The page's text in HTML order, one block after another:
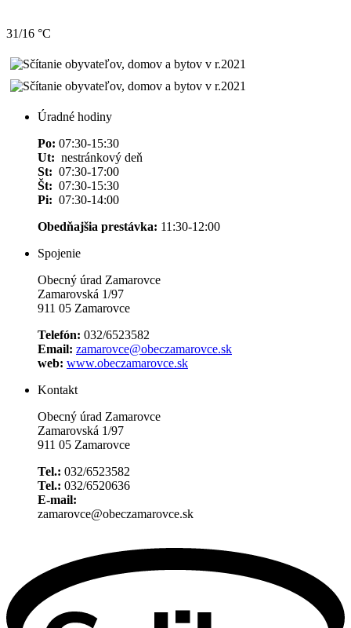
31/16 °C
Úradné hodiny
Po: 07:30-15:30
Ut: nestránkový deň
St: 07:30-17:00
Št: 07:30-15:30
Pi: 07:30-14:00
Obedňajšia prestávka: 11:30-12:00
Spojenie
Obecný úrad Zamarovce
Zamarovská 1/97
911 05 Zamarovce
Telefón: 032/6523582
Email: zamarovce@obeczamarovce.sk
web: www.obeczamarovce.sk
Kontakt
Obecný úrad Zamarovce
Zamarovská 1/97
911 05 Zamarovce
Tel.: 032/6523582
Tel.: 032/6520636
E-mail:
zamarovce@obeczamarovce.sk